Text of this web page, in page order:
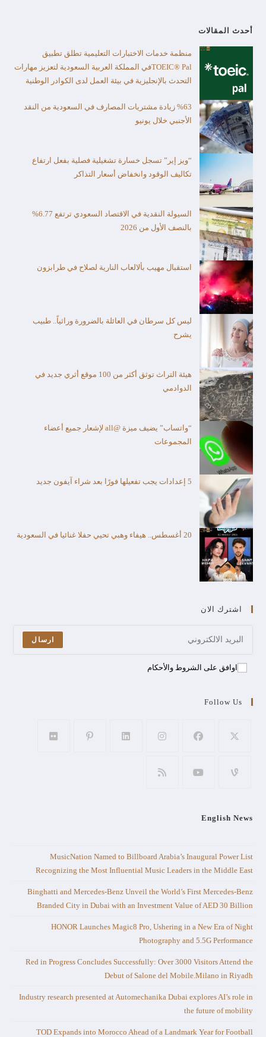
أحدث المقالات
منظمة خدمات الاختبارات التعليمية تطلق تطبيق
TOEIC® Palفي المملكة العربية السعودية لتعزيز مهارات
التحدث بالإنجليزية في بيئة العمل لدى الكوادر الوطنية
%63 زيادة مشتريات المصارف في السعودية من النقد
الأجنبي خلال يونيو
“ويز إير” تسجل خسارة تشغيلية فصلية بفعل ارتفاع
تكاليف الوقود وانخفاض أسعار التذاكر
السيولة النقدية في الاقتصاد السعودي ترتفع 6.77%
بالنصف الأول من 2026
استقبال مهيب بألالعاب النارية لصلاح في طرابزون
ليس كل سرطان في العائلة بالضرورة وراثياً.. طبيب
يشرح
هيئة التراث توثق أكثر من 100 موقع أثري جديد في
الدوادمي
“واتساب” يضيف ميزة @all لإشعار جميع أعضاء
المجموعات
5 إعدادات يجب تفعيلها فورًا بعد شراء آيفون جديد
20 أغسطس.. هيفاء وهبي تحيي حفلا غنائيا في السعودية
اشترك الان
ارسال
اوافق على الشروط والأحكام
Follow Us
English News
MusicNation Named to Billboard Arabia’s Inaugural Power List
Recognizing the Most Influential Music Leaders in the Middle East
Binghatti and Mercedes-Benz Unveil the World’s First Mercedes-Benz
Branded City in Dubai with an Investment Value of AED 30 Billion
HONOR Launches Magic8 Pro, Ushering in a New Era of Night
Photography and 5.5G Performance
Red in Progress Concludes Successfully: Over 3000 Visitors Attend the
Debut of Salone del Mobile.Milano in Riyadh
Industry research presented at Automechanika Dubai explores AI’s role in
the future of mobility
TOD Expands into Morocco Ahead of a Landmark Year for Football